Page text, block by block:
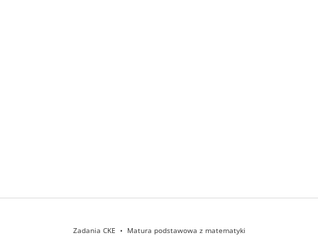
Zadania CKE • Matura podstawowa z matematyki